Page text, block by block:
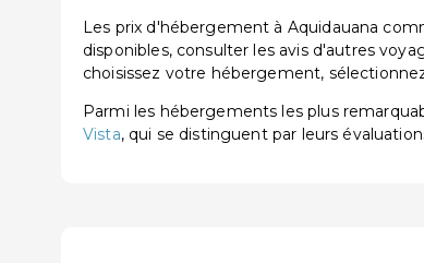
Les prix d'hébergement à Aquidauana
disponibles, consulter les avis d'autres
choisissez votre hébergement,
Parmi les hébergements les plus
Vista, qui se distinguent par leurs